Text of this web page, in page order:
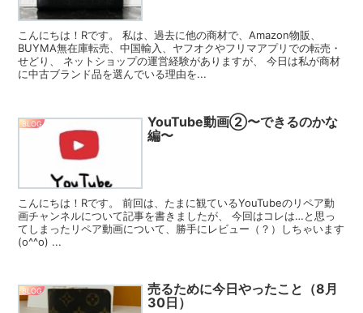
こんにちは！Rです。 私は、過去に他の商材で、Amazon物販、
BUYMA無在庫転売、中国輸入、ヤフオクやフリマアプリでの転売・
せどり、 ネットショップの運営経験がありますが、 今日は私が商材
に中古ブランド品を選んでいる理由を...
BLOG
YouTube動画②〜できるのかな
編〜
こんにちは！Rです。 前回は、たまに観ているYouTubeのリペア動
画チャンネルについて記事を書きましたが、 今回はコレは…と思っ
てしまったリペア動画について、勝手にレビュー（？）しちゃいます
(o^^o) ...
BLOG
売るために今日やったこと（8月
30日）